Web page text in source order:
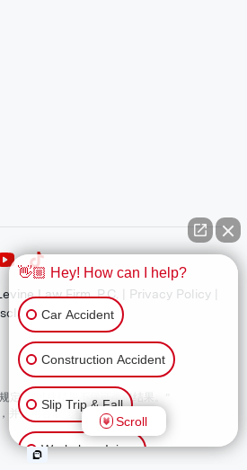
Law Firm, P.C. | Privacy Policy
定：“过往结果不保证类似结果。”
并适用谷歌
隐私政策和 。
👋🏼 Hey! How can I help?
Car Accident
Construction Accident
Slip Trip & Fall
Workplace Injury
Scroll